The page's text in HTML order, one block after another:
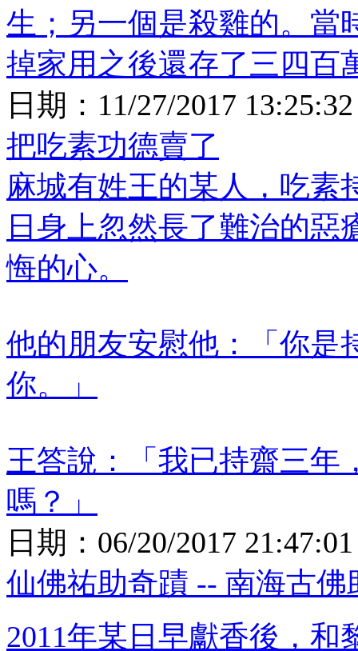
生；另一個是殺雞的。當
掉家用之後還存了三四百
日期： 11/27/2017 13:25:32
把吃素功德賣了
麻城有姓王的某人，吃素
日身上忽然長了難治的惡
悔的心。
他的朋友安慰他：「你是
你。」
王答說：「我已持齋三年
嗎？」
日期： 06/20/2017 21:47:01
仙佛祐助奇蹟 -- 南海古
2011年某日早獻香後，和